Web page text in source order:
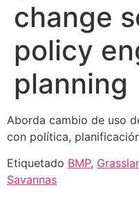
change
policy
planning
Aborda cambio de uso
con política,
Etiquetado BMP,
Savannas